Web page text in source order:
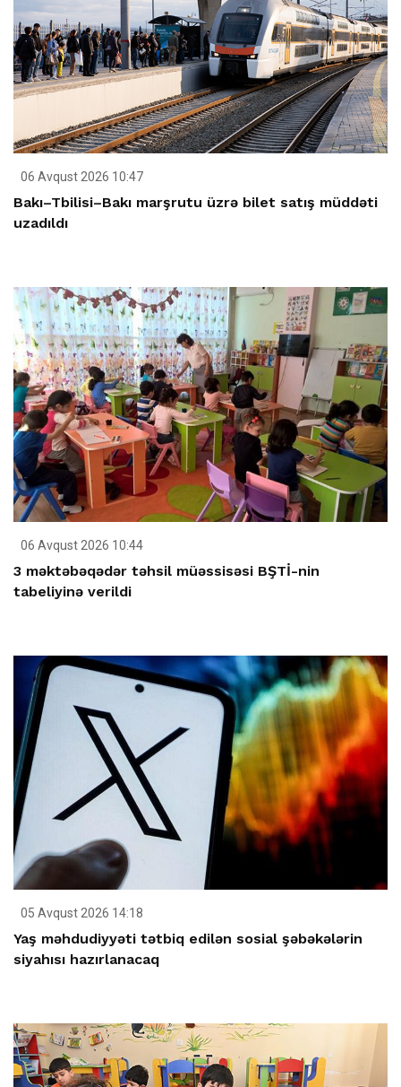
06 Avqust 2026 10:47
Bakı–Tbilisi–Bakı marşrutu üzrə bilet satış müddəti
uzadıldı
06 Avqust 2026 10:44
3 məktəbəqədər təhsil müəssisəsi BŞTİ-nin
tabeliyinə verildi
05 Avqust 2026 14:18
Yaş məhdudiyyəti tətbiq edilən sosial şəbəkələrin
siyahısı hazırlanacaq